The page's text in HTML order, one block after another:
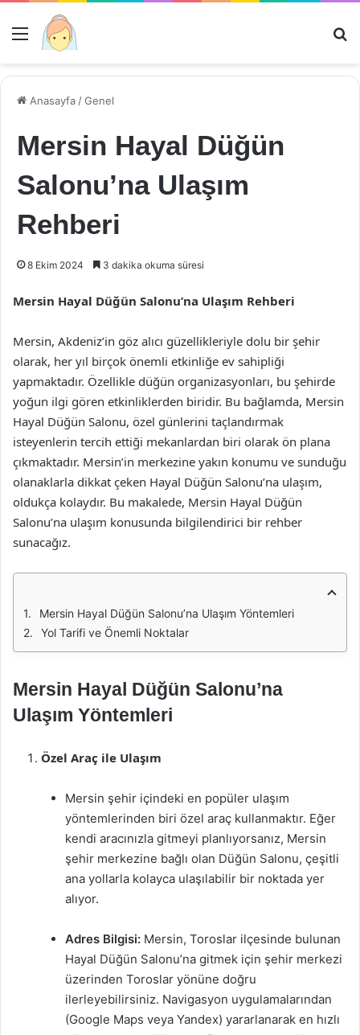
Menü
Anasayfa /Genel
Mersin Hayal Düğün
Salonu’na Ulaşım
Rehberi
8 Ekim 2024 3 dakika okuma süresi
Mersin Hayal Düğün Salonu’na Ulaşım Rehberi
Mersin, Akdeniz’in göz alıcı güzellikleriyle dolu bir şehir
olarak, her yıl birçok önemli etkinliğe ev sahipliği
yapmaktadır. Özellikle düğün organizasyonları, bu şehirde
yoğun ilgi gören etkinliklerden biridir. Bu bağlamda, Mersin
Hayal Düğün Salonu, özel günlerini taçlandırmak
isteyenlerin tercih ettiği mekanlardan biri olarak ön plana
çıkmaktadır. Mersin’in merkezine yakın konumu ve sunduğu
olanaklarla dikkat çeken Hayal Düğün Salonu’na ulaşım,
oldukça kolaydır. Bu makalede, Mersin Hayal Düğün
Salonu’na ulaşım konusunda bilgilendirici bir rehber
sunacağız.
Mersin Hayal Düğün Salonu’na Ulaşım Yöntemleri
Yol Tarifi ve Önemli Noktalar
Mersin Hayal Düğün Salonu’na
Ulaşım Yöntemleri
Özel Araç ile Ulaşım
Mersin şehir içindeki en popüler ulaşım
yöntemlerinden biri özel araç kullanmaktır. Eğer
kendi aracınızla gitmeyi planlıyorsanız, Mersin
şehir merkezine bağlı olan Düğün Salonu, çeşitli
ana yollarla kolayca ulaşılabilir bir noktada yer
alıyor.
Adres Bilgisi: Mersin, Toroslar ilçesinde bulunan
Hayal Düğün Salonu’na gitmek için şehir merkezi
üzerinden Toroslar yönüne doğru
ilerleyebilirsiniz. Navigasyon uygulamalarından
(Google Maps veya Yandex) yararlanarak en hızlı